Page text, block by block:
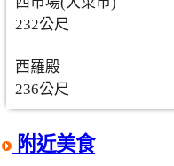
232公尺
西羅殿
236公尺
附近美食